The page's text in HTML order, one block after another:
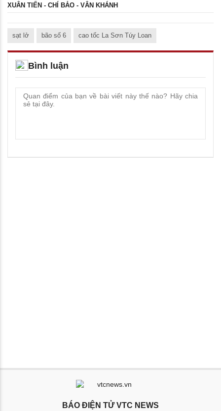
XUÂN TIẾN - CHÍ BẢO - VÂN KHÁNH
sạt lở bão số 6 cao tốc La Sơn Túy Loan
Bình luận
BÁO ĐIỆN TỬ VTC NEWS